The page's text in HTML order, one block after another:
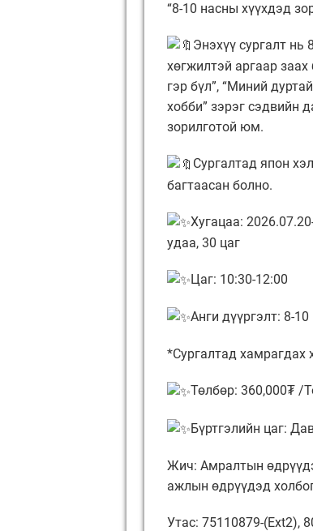
“8-10 насны хүүхдэд
Энэхүү сургалт нь
хөгжилтэй аргаар
гэр бүл”, “Миний
хобби” зэрэг сэдвийн
зорилготой юм.
Сургалтад япон
багтаасан болно.
Хугацаа:
удаа, 30 цаг
Цаг: 10:30-12:00
Анги дүүргэлт: 8-
*Сургалтад хамрагдах
Төлбөр: 360,000₮ /
Бүртгэлийн цаг:
Жич: Амралтын
ажлын өдрүүдэд
Утас: 75110879-(Ext2),